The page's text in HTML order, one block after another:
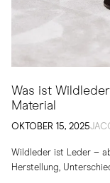
Was ist
Material
OKTOBER 15, 2025
Wildleder ist Leder –
Herstellung,